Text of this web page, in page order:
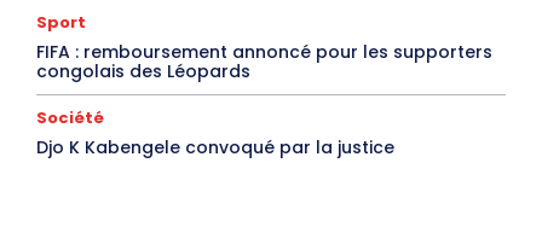
Sport
FIFA : remboursement annoncé pour les supporters
congolais des Léopards
Société
Djo K Kabengele convoqué par la justice